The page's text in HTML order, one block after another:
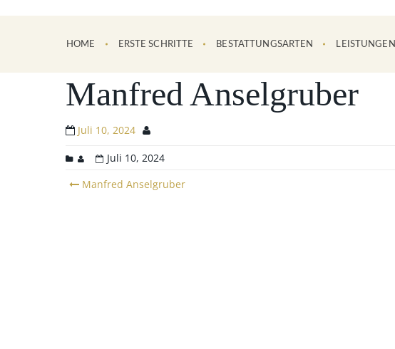
HOME ERSTE SCHRITTE BESTATTUNGSARTEN LEISTUNGEN
Manfred Anselgruber
Juli 10, 2024
Juli 10, 2024
Post
Manfred Anselgruber